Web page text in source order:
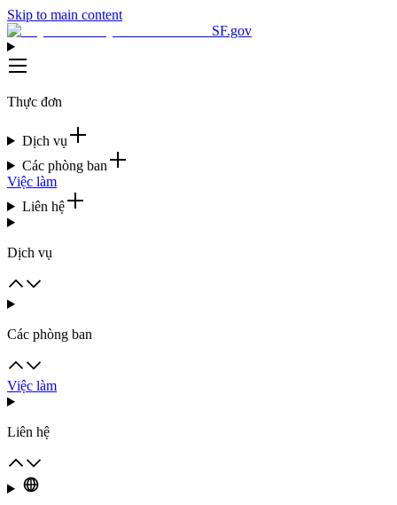
Skip to main content
SF.gov
Thực đơn
Dịch vụ
Các phòng ban
Việc làm
Liên hệ
Dịch vụ
Các phòng ban
Việc làm
Liên hệ